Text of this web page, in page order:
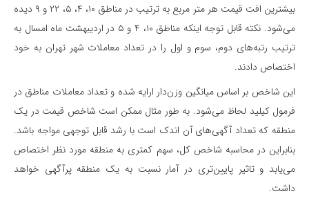
بیشترین افت قیمت هر متر مربع به ترتیب در مناطق ۱۰، ۴، ۵، ۲۲ و ۹ دیده
می‌شود. نکته قابل توجه اینکه مناطق ۱۰، ۴ و ۵ در اردیبهشت ماه امسال به
ترتیب رتبه‌های دوم، سوم و اول را در تعداد معاملات شهر تهران به خود
اختصاص دادند.
این شاخص بر اساس میانگین وزن‌دار ارایه شده و تعداد معاملات مناطق در
فرمول کیلید لحاظ می‌شود. به طور مثال ممکن است شاخص قیمت در یک
منطقه که تعداد آگهی‌های آن اندک است با رشد قابل توجهی مواجه باشد.
بنابراین در محاسبه شاخص کل، سهم کمتری به منطقه مورد نظر اختصاص
می‌یابد و تاثیر پایین‌تری در آمار نسبت به یک منطقه پرآگهی خواهد
داشت.